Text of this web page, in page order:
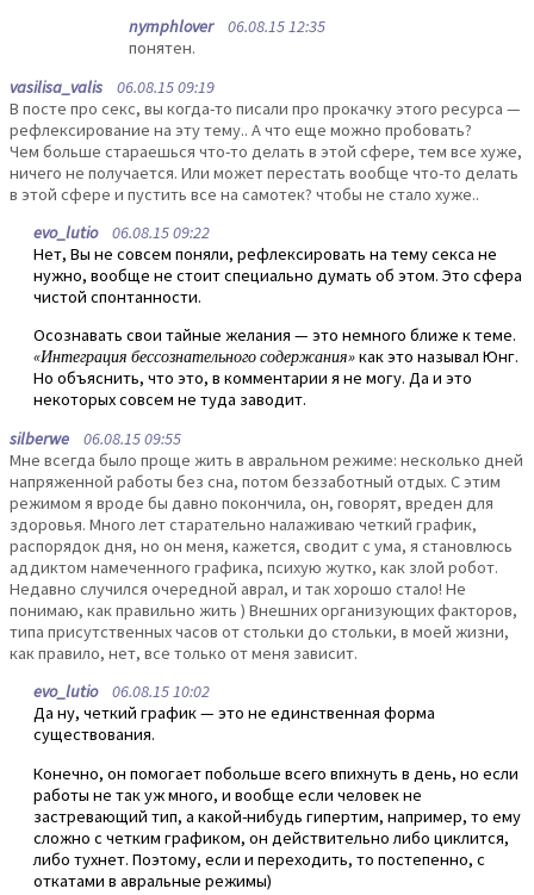
nymphlover06.08.15 12:35
понятен.
vasilisa_valis 06.08.15 09:19
В посте про секс, вы когда-то писали про прокачку этого ресурса —
рефлексирование на эту тему.. А что еще можно пробовать?
Чем больше стараешься что-то делать в этой сфере, тем все хуже,
ничего не получается. Или может перестать вообще что-то делать
в этой сфере и пустить все на самотек? чтобы не стало хуже..
evo_lutio06.08.15 09:22
Нет, Вы не совсем поняли, рефлексировать на тему секса не
нужно, вообще не стоит специально думать об этом. Это сфера
чистой спонтанности.
Осознавать свои тайные желания — это немного ближе к теме.
«Интеграция бессознательного содержания»как это называл Юнг.
Но объяснить, что это, в комментарии я не могу. Да и это
некоторых совсем не туда заводит.
silberwe 06.08.15 09:55
Мне всегда было проще жить в авральном режиме: несколько дней
напряженной работы без сна, потом беззаботный отдых. С этим
режимом я вроде бы давно покончила, он, говорят, вреден для
здоровья. Много лет старательно налаживаю четкий график,
распорядок дня, но он меня, кажется, сводит с ума, я становлюсь
аддиктом намеченного графика, психую жутко, как злой робот.
Недавно случился очередной аврал, и так хорошо стало! Не
понимаю, как правильно жить ) Внешних организующих факторов,
типа присутственных часов от стольки до стольки, в моей жизни,
как правило, нет, все только от меня зависит.
evo_lutio06.08.15 10:02
Да ну, четкий график — это не единственная форма
существования.
Конечно, он помогает побольше всего впихнуть в день, но если
работы не так уж много, и вообще если человек не
застревающий тип, а какой-нибудь гипертим, например, то ему
сложно с четким графиком, он действительно либо циклится,
либо тухнет. Поэтому, если и переходить, то постепенно, с
откатами в авральные режимы)